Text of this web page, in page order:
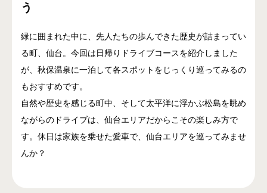
う
緑に囲まれた中に、先人たちの歩んできた歴史が詰まってい
る町、仙台。今回は日帰りドライブコースを紹介しました
が、秋保温泉に一泊して各スポットをじっくり巡ってみるの
もおすすめです。
自然や歴史を感じる町中、そして太平洋に浮かぶ松島を眺め
ながらのドライブは、仙台エリアだからこその楽しみ方で
す。休日は家族を乗せた愛車で、仙台エリアを巡ってみませ
んか？